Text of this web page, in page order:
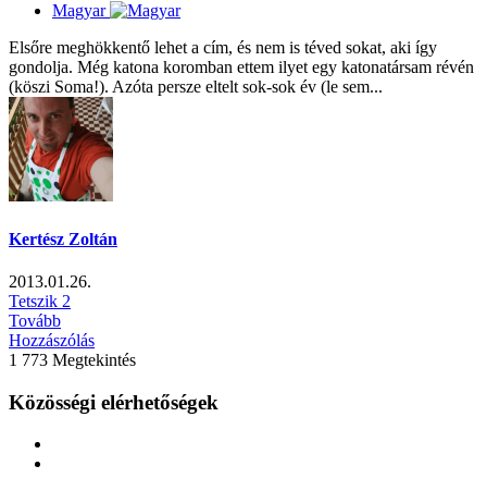
Magyar
Elsőre meghökkentő lehet a cím, és nem is téved sokat, aki így
gondolja. Még katona koromban ettem ilyet egy katonatársam révén
(köszi Soma!). Azóta persze eltelt sok-sok év (le sem...
Kertész Zoltán
2013.01.26.
Tetszik 2
Tovább
Hozzászólás
1 773 Megtekintés
Közösségi elérhetőségek